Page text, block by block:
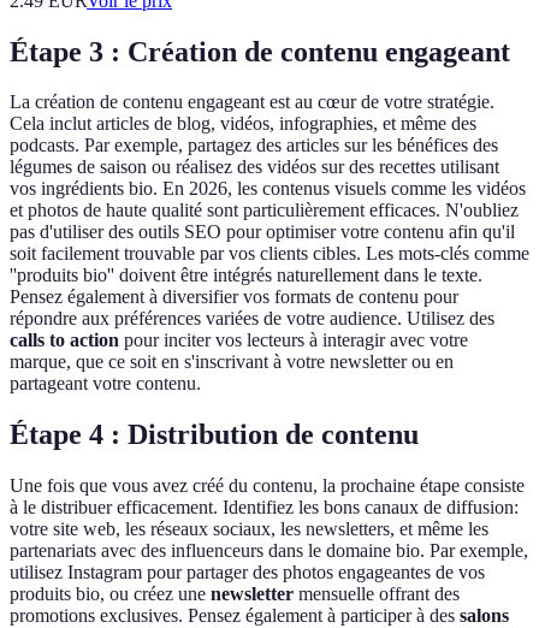
Étape 3 : Création de contenu engageant
La création de contenu engageant est au cœur de votre stratégie.
Cela inclut articles de blog, vidéos, infographies, et même des
podcasts. Par exemple, partagez des articles sur les bénéfices des
légumes de saison ou réalisez des vidéos sur des recettes utilisant
vos ingrédients bio. En 2026, les contenus visuels comme les vidéos
et photos de haute qualité sont particulièrement efficaces. N'oubliez
pas d'utiliser des outils SEO pour optimiser votre contenu afin qu'il
soit facilement trouvable par vos clients cibles. Les mots-clés comme
''produits bio'' doivent être intégrés naturellement dans le texte.
Pensez également à diversifier vos formats de contenu pour
répondre aux préférences variées de votre audience. Utilisez des
calls to action pour inciter vos lecteurs à interagir avec votre
marque, que ce soit en s'inscrivant à votre newsletter ou en
partageant votre contenu.
Étape 4 : Distribution de contenu
Une fois que vous avez créé du contenu, la prochaine étape consiste
à le distribuer efficacement. Identifiez les bons canaux de diffusion:
votre site web, les réseaux sociaux, les newsletters, et même les
partenariats avec des influenceurs dans le domaine bio. Par exemple,
utilisez Instagram pour partager des photos engageantes de vos
produits bio, ou créez une newsletter mensuelle offrant des
promotions exclusives. Pensez également à participer à des salons